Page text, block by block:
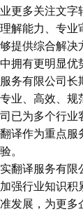
更多关注文字
解能力、专业
提供综合解决
拥有更明显优
务有限公司长
业、高效、规
已为多个行业
译作为重点服
。
翻译服务有限
强行业知识积
发展，为更多